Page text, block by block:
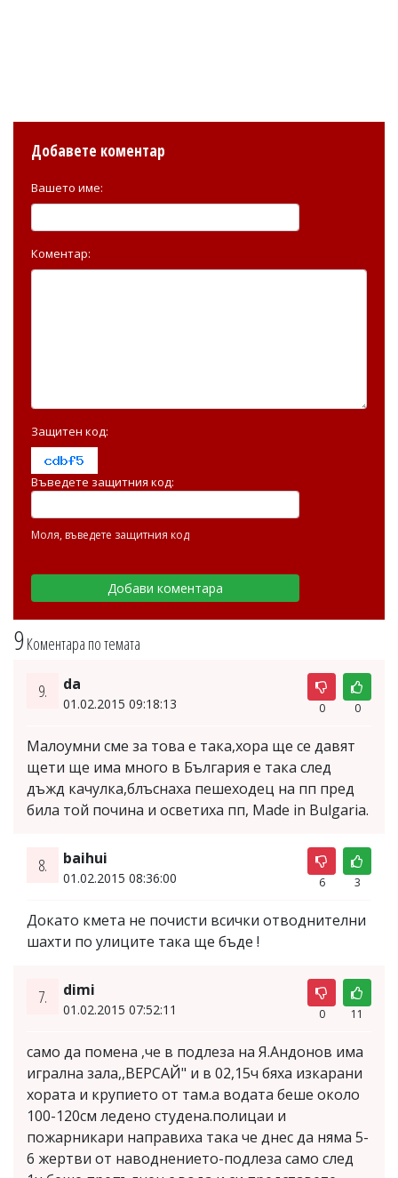
9Коментара по темата
9. da
01.02.2015 09:18:13 0 0
Малоумни сме за това е така,хора ще се давят
щети ще има много в България е така след
дъжд качулка,блъснаха пешеходец на пп пред
била той почина и осветиха пп, Made in Bulgaria.
8. baihui
01.02.2015 08:36:00 6 3
Докато кмета не почисти всички отводнителни
шахти по улиците така ще бъде !
7. dimi
01.02.2015 07:52:11 0 11
само да помена ,че в подлеза на Я.Андонов има
игрална зала,,ВЕРСАЙ" и в 02,15ч бяха изкарани
хората и крупието от там.а водата беше около
100-120см ледено студена.полицаи и
пожарникари направиха така че днес да няма 5-
6 жертви от наводнението-подлеза само след
Добавете коментар
Вашето име:
Коментар:
Защитен код:
Въведете защитния код:
Моля, въведете защитния код